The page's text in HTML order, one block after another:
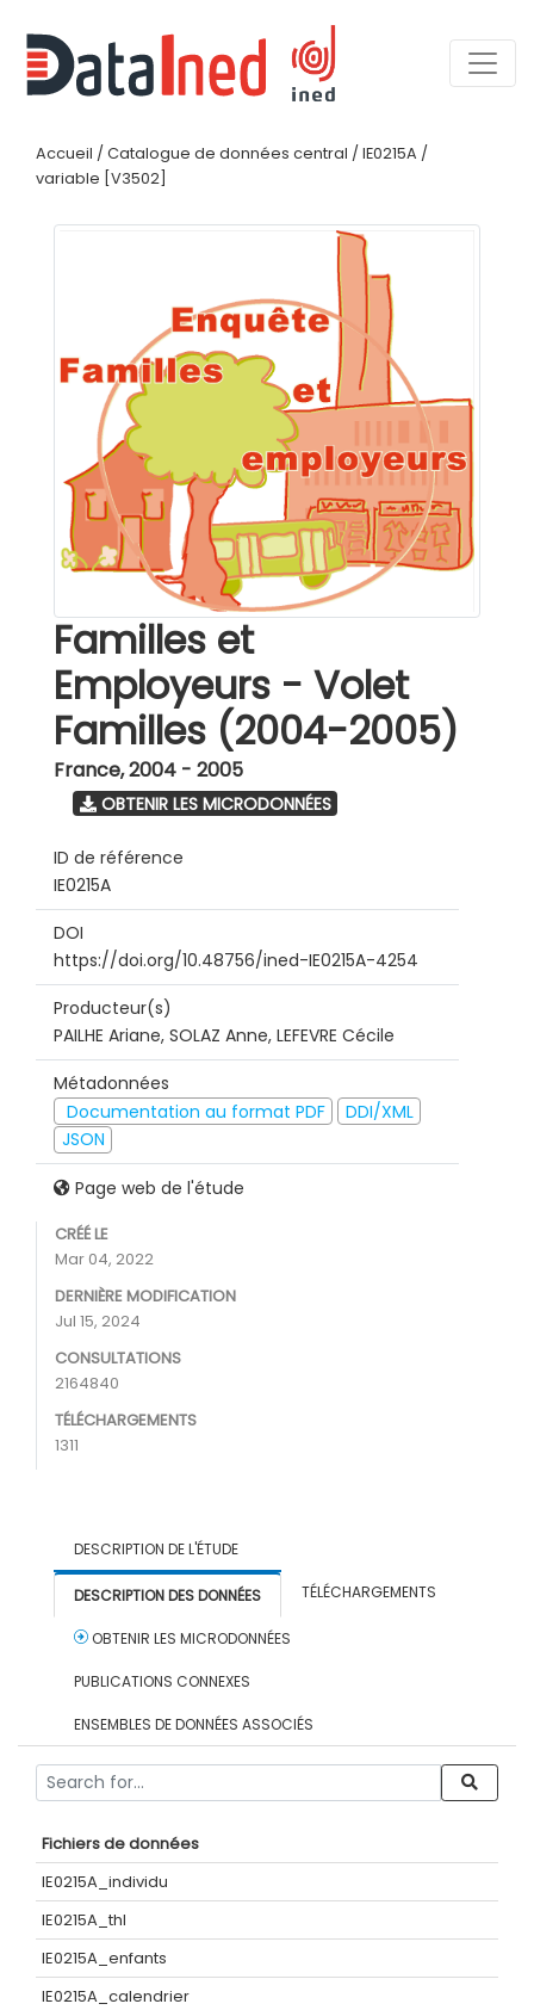
Accueil / Catalogue de données central / IE0215A /
variable [V3502]
Familles et
Employeurs - Volet
Familles (2004-2005)
France,2004 - 2005
OBTENIR LES MICRODONNÉES
ID de référence
IE0215A
DOI
https://doi.org/10.48756/ined-IE0215A-4254
Producteur(s)
PAILHE Ariane, SOLAZ Anne, LEFEVRE Cécile
Métadonnées
Documentation au format PDF
DDI/XML
JSON
Page web de l'étude
CRÉÉ LE
Mar 04, 2022
DERNIÈRE MODIFICATION
Jul 15, 2024
CONSULTATIONS
2164840
TÉLÉCHARGEMENTS
1311
DESCRIPTION DE L'ÉTUDE
DESCRIPTION DES DONNÉES TÉLÉCHARGEMENTS
OBTENIR LES MICRODONNÉES
PUBLICATIONS CONNEXES
ENSEMBLES DE DONNÉES ASSOCIÉS
Fichiers de données
IE0215A_individu
IE0215A_thl
IE0215A_enfants
IE0215A_calendrier